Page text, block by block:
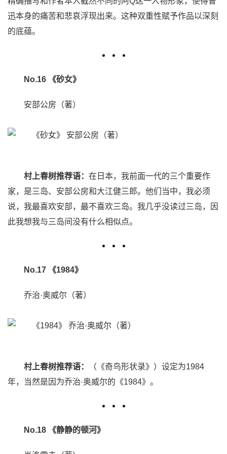
迅本身的痛苦和悲哀浮现出来。这种双重性赋予作品以深刻
的底蕴。
No.16 《砂女》
安部公房（著）
村上春树推荐语： 在日本，我前面一代的三个重要作
家，是三岛、安部公房和大江健三郎。他们当中，我必须
说，我最喜欢安部，最不喜欢三岛。我几乎没读过三岛，因
此我想我与三岛间没有什么相似点。
No.17 《1984》
乔治·奥威尔（著）
村上春树推荐语：
（《奇鸟形状录》）设定为1984
年，当然是因为乔治·奥威尔的《1984》。
No.18 《静静的顿河》